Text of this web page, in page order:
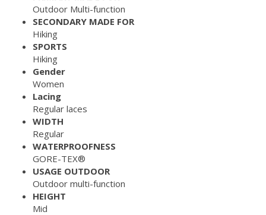
Outdoor Multi-function
SECONDARY MADE FOR
Hiking
SPORTS
Hiking
Gender
Women
Lacing
Regular laces
WIDTH
Regular
WATERPROOFNESS
GORE-TEX®
USAGE OUTDOOR
Outdoor multi-function
HEIGHT
Mid